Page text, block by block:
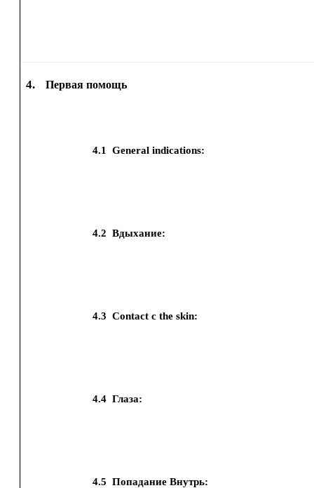
4. Первая помощь
4.1 General indications:
4.2 Вдыхание:
4.3 Contact с the skin:
4.4 Глаза:
4.5 Попадание Внутрь: